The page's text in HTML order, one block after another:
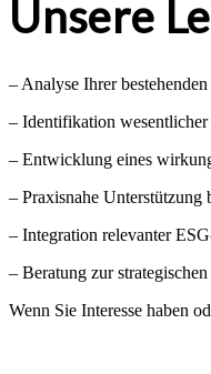
Unsere
– Analyse Ihrer
– Identifikation
– Entwicklung eines
– Praxisnahe
– Integration relevanter
– Beratung zur
Wenn Sie Interesse haben